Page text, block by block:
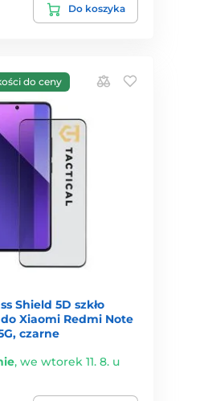
Do koszyka
do ceny
Shield 5D szkło
Xiaomi Redmi Note
czarne
,we wtorek 11. 8. u